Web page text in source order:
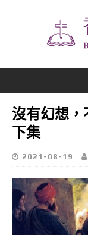
沒有幻想
下集
2021-08-19